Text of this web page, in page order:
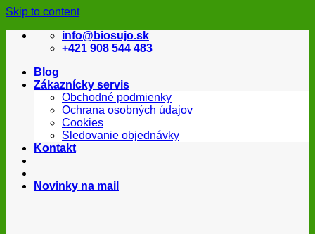
Skip to content
info@biosujo.sk
+421 908 544 483
Blog
Zákaznícky servis
Obchodné podmienky
Ochrana osobných údajov
Cookies
Sledovanie objednávky
Kontakt
Novinky na mail